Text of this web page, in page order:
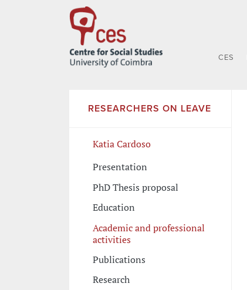
CES
RESEARCHERS ON LEAVE
Katia Cardoso
Presentation
PhD Thesis proposal
Education
Academic and professional
activities
Publications
Research